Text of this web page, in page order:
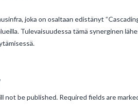
joka on osaltaan edistänyt
Tulevaisuudessa tämä synerginen
not be published. Required fields are